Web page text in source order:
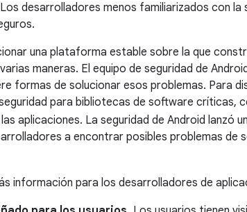
desarrolladores menos familiarizados con
una plataforma estable sobre la que
maneras. El equipo de seguridad de
formas de solucionar esos problemas. Para
para bibliotecas de software críticas,
aplicaciones. La seguridad de Android lanzó
a encontrar posibles problemas de
información para los desarrolladores de